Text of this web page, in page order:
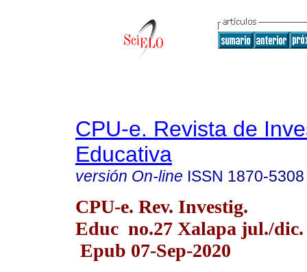
CPU-e. Revista de
Educativa
versión On-line ISSN 1870-5308
CPU-e. Rev. Investig.
Educ no.27 Xalapa jul./dic.
Epub 07-Sep-2020